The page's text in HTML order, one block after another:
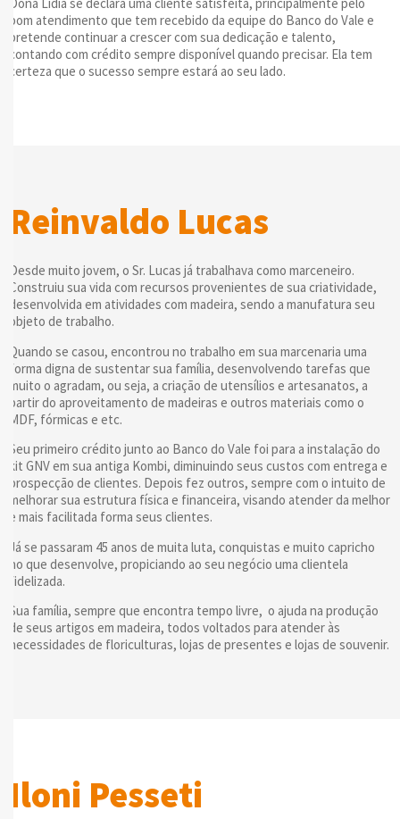
bom atendimento que tem recebido da equipe do Banco do Vale e
pretende continuar a crescer com sua dedicação e talento,
contando com crédito sempre disponível quando precisar. Ela tem
certeza que o sucesso sempre estará ao seu lado.
Reinvaldo Lucas
Desde muito jovem, o Sr. Lucas já trabalhava como marceneiro.
Construiu sua vida com recursos provenientes de sua criatividade,
desenvolvida em atividades com madeira, sendo a manufatura seu
objeto de trabalho.
Quando se casou, encontrou no trabalho em sua marcenaria uma
forma digna de sustentar sua família, desenvolvendo tarefas que
muito o agradam, ou seja, a criação de utensílios e artesanatos, a
partir do aproveitamento de madeiras e outros materiais como o
MDF, fórmicas e etc.
Seu primeiro crédito junto ao Banco do Vale foi para a instalação do
kit GNV em sua antiga Kombi, diminuindo seus custos com entrega e
prospecção de clientes. Depois fez outros, sempre com o intuito de
melhorar sua estrutura física e financeira, visando atender da melhor
e mais facilitada forma seus clientes.
Já se passaram 45 anos de muita luta, conquistas e muito capricho
no que desenvolve, propiciando ao seu negócio uma clientela
fidelizada.
Sua família, sempre que encontra tempo livre, o ajuda na produção
de seus artigos em madeira, todos voltados para atender às
necessidades de floriculturas, lojas de presentes e lojas de souvenir.
Iloni Pesseti